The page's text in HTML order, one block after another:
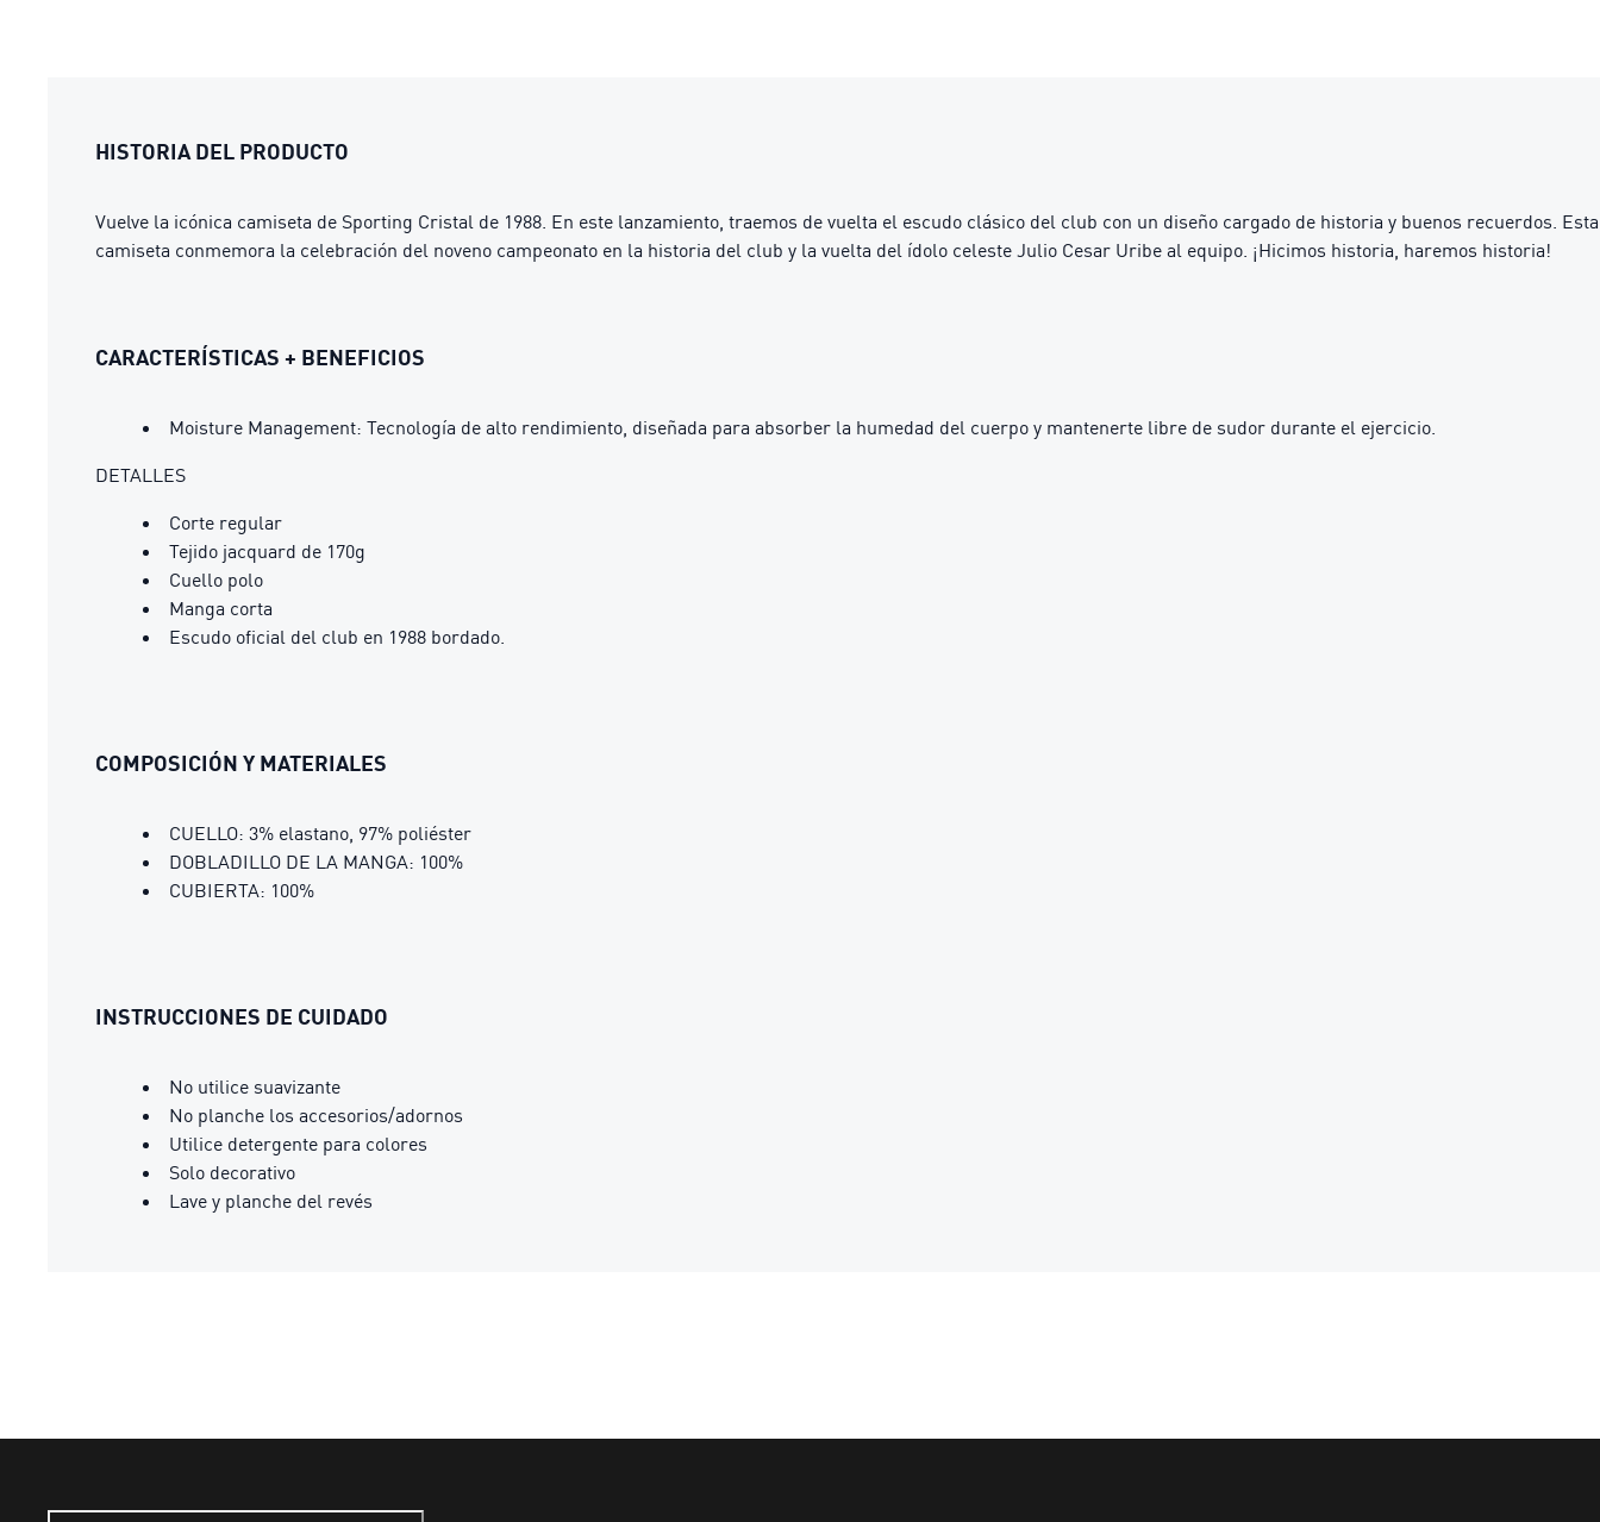
HISTORIA DEL PRODUCTO
Vuelve la icónica camiseta de Sporting Cristal de 1988. En este lanzamiento, traemos de vuelta el escudo clásico del club con un diseño cargado de historia y buenos recuerdos. Esta
camiseta conmemora la celebración del noveno campeonato en la historia del club y la vuelta del ídolo celeste Julio Cesar Uribe al equipo. ¡Hicimos historia, haremos historia!
CARACTERÍSTICAS + BENEFICIOS
Moisture Management: Tecnología de alto rendimiento, diseñada para absorber la humedad del cuerpo y mantenerte libre de sudor durante el ejercicio.
DETALLES
Corte regular
Tejido jacquard de 170g
Cuello polo
Manga corta
Escudo oficial del club en 1988 bordado.
COMPOSICIÓN Y MATERIALES
CUELLO: 3% elastano, 97% poliéster
DOBLADILLO DE LA MANGA: 100%
CUBIERTA: 100%
INSTRUCCIONES DE CUIDADO
No utilice suavizante
No planche los accesorios/adornos
Utilice detergente para colores
Solo decorativo
Lave y planche del revés